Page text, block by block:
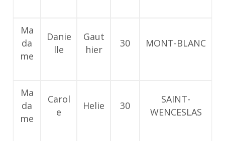
Ma
da
me
Danie
lle
Gaut
hier
30 MONT-BLANC
Ma
da
me
Carol
e
Helie 30
SAINT-
WENCESLAS